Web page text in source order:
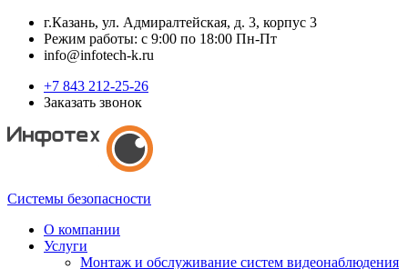
г.Казань, ул. Адмиралтейская, д. 3, корпус 3
Режим работы: с 9:00 по 18:00 Пн-Пт
info@infotech-k.ru
+7 843 212-25-26
Заказать звонок
Системы безопасности
О компании
Услуги
Монтаж и обслуживание систем видеонаблюдения